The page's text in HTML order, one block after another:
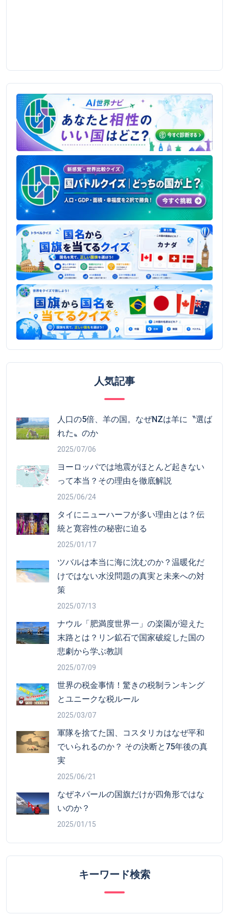
人気記事
人口の5倍、羊の国。なぜNZは羊に〝選ば
れた〟のか
2025/07/06
ヨーロッパでは地震がほとんど起きない
って本当？その理由を徹底解説
2025/06/24
タイにニューハーフが多い理由とは？伝
統と寛容性の秘密に迫る
2025/01/17
ツバルは本当に海に沈むのか？温暖化だ
けではない水没問題の真実と未来への対
策
2025/07/13
ナウル「肥満度世界一」の楽園が迎えた
末路とは？リン鉱石で国家破綻した国の
悲劇から学ぶ教訓
2025/07/09
世界の税金事情！驚きの税制ランキング
とユニークな税ルール
2025/03/07
軍隊を捨てた国、コスタリカはなぜ平和
でいられるのか？ その決断と75年後の真
実
2025/06/21
なぜネパールの国旗だけが四角形ではな
いのか？
2025/01/15
キーワード検索